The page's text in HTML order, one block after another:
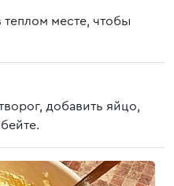
теплом месте, чтобы
добавить яйцо,